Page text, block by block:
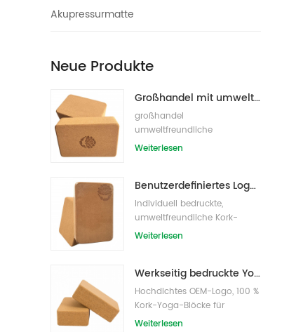
Akupressurmatte
Neue Produkte
Großhandel mit umweltfreundlichen Naturkork-Yogablöcken / -ziegeln
großhandel
umweltfreundliche
eigenmarke kork yoga block
Weiterlesen
Benutzerdefiniertes Logo, das umweltfreundliche Kork-Yoga-Blöcke für das Übungstraining druckt
Individuell bedruckte,
umweltfreundliche Kork-
Yoga-Blöcke /Ziegel für
Weiterlesen
Werkseitig bedruckte Yoga-Blöcke/Ziegel aus Naturkork mit Eigenmarke
Hochdichtes OEM-Logo, 100 %
Kork-Yoga-Blöcke für
Übungen
Weiterlesen